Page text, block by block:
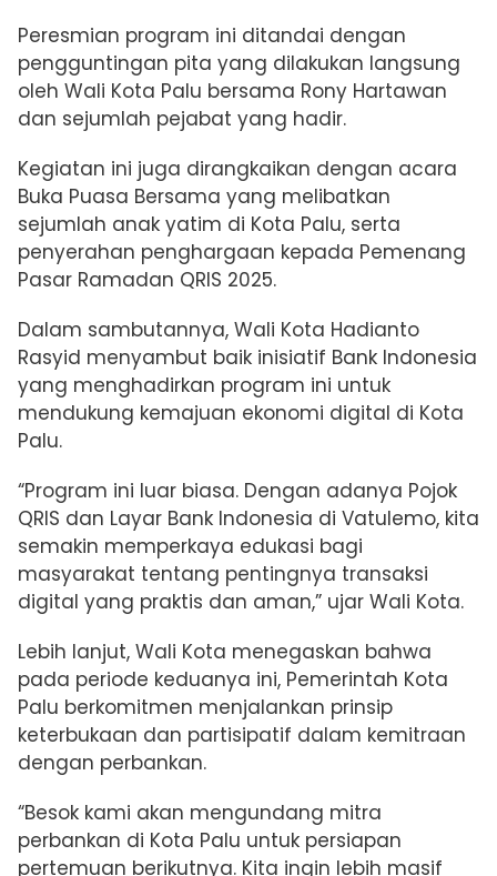
Peresmian program ini ditandai dengan
pengguntingan pita yang dilakukan langsung
oleh Wali Kota Palu bersama Rony Hartawan
dan sejumlah pejabat yang hadir.
Kegiatan ini juga dirangkaikan dengan acara
Buka Puasa Bersama yang melibatkan
sejumlah anak yatim di Kota Palu, serta
penyerahan penghargaan kepada Pemenang
Pasar Ramadan QRIS 2025.
Dalam sambutannya, Wali Kota Hadianto
Rasyid menyambut baik inisiatif Bank Indonesia
yang menghadirkan program ini untuk
mendukung kemajuan ekonomi digital di Kota
Palu.
“Program ini luar biasa. Dengan adanya Pojok
QRIS dan Layar Bank Indonesia di Vatulemo, kita
semakin memperkaya edukasi bagi
masyarakat tentang pentingnya transaksi
digital yang praktis dan aman,” ujar Wali Kota.
Lebih lanjut, Wali Kota menegaskan bahwa
pada periode keduanya ini, Pemerintah Kota
Palu berkomitmen menjalankan prinsip
keterbukaan dan partisipatif dalam kemitraan
dengan perbankan.
“Besok kami akan mengundang mitra
perbankan di Kota Palu untuk persiapan
pertemuan berikutnya. Kita ingin lebih masif